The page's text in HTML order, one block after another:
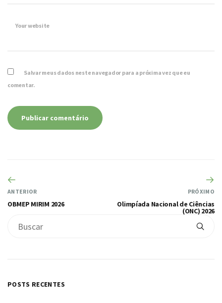
Your website
Salvar meus dados neste navegador para a próxima vez que eu
comentar.
ANTERIOR
OBMEP MIRIM 2026
PRÓXIMO
Olimpíada Nacional de Ciências
(ONC) 2026
POSTS RECENTES